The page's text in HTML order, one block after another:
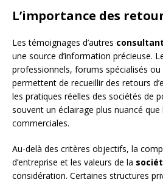
L’importance des
Les témoignages d’autres
une source d’information précieuse.
professionnels, forums spécialisés ou
permettent de recueillir des retours
les pratiques réelles des sociétés de
souvent un éclairage plus nuancé
commerciales.
Au-delà des critères objectifs, la
d’entreprise et les valeurs de la
considération. Certaines structures